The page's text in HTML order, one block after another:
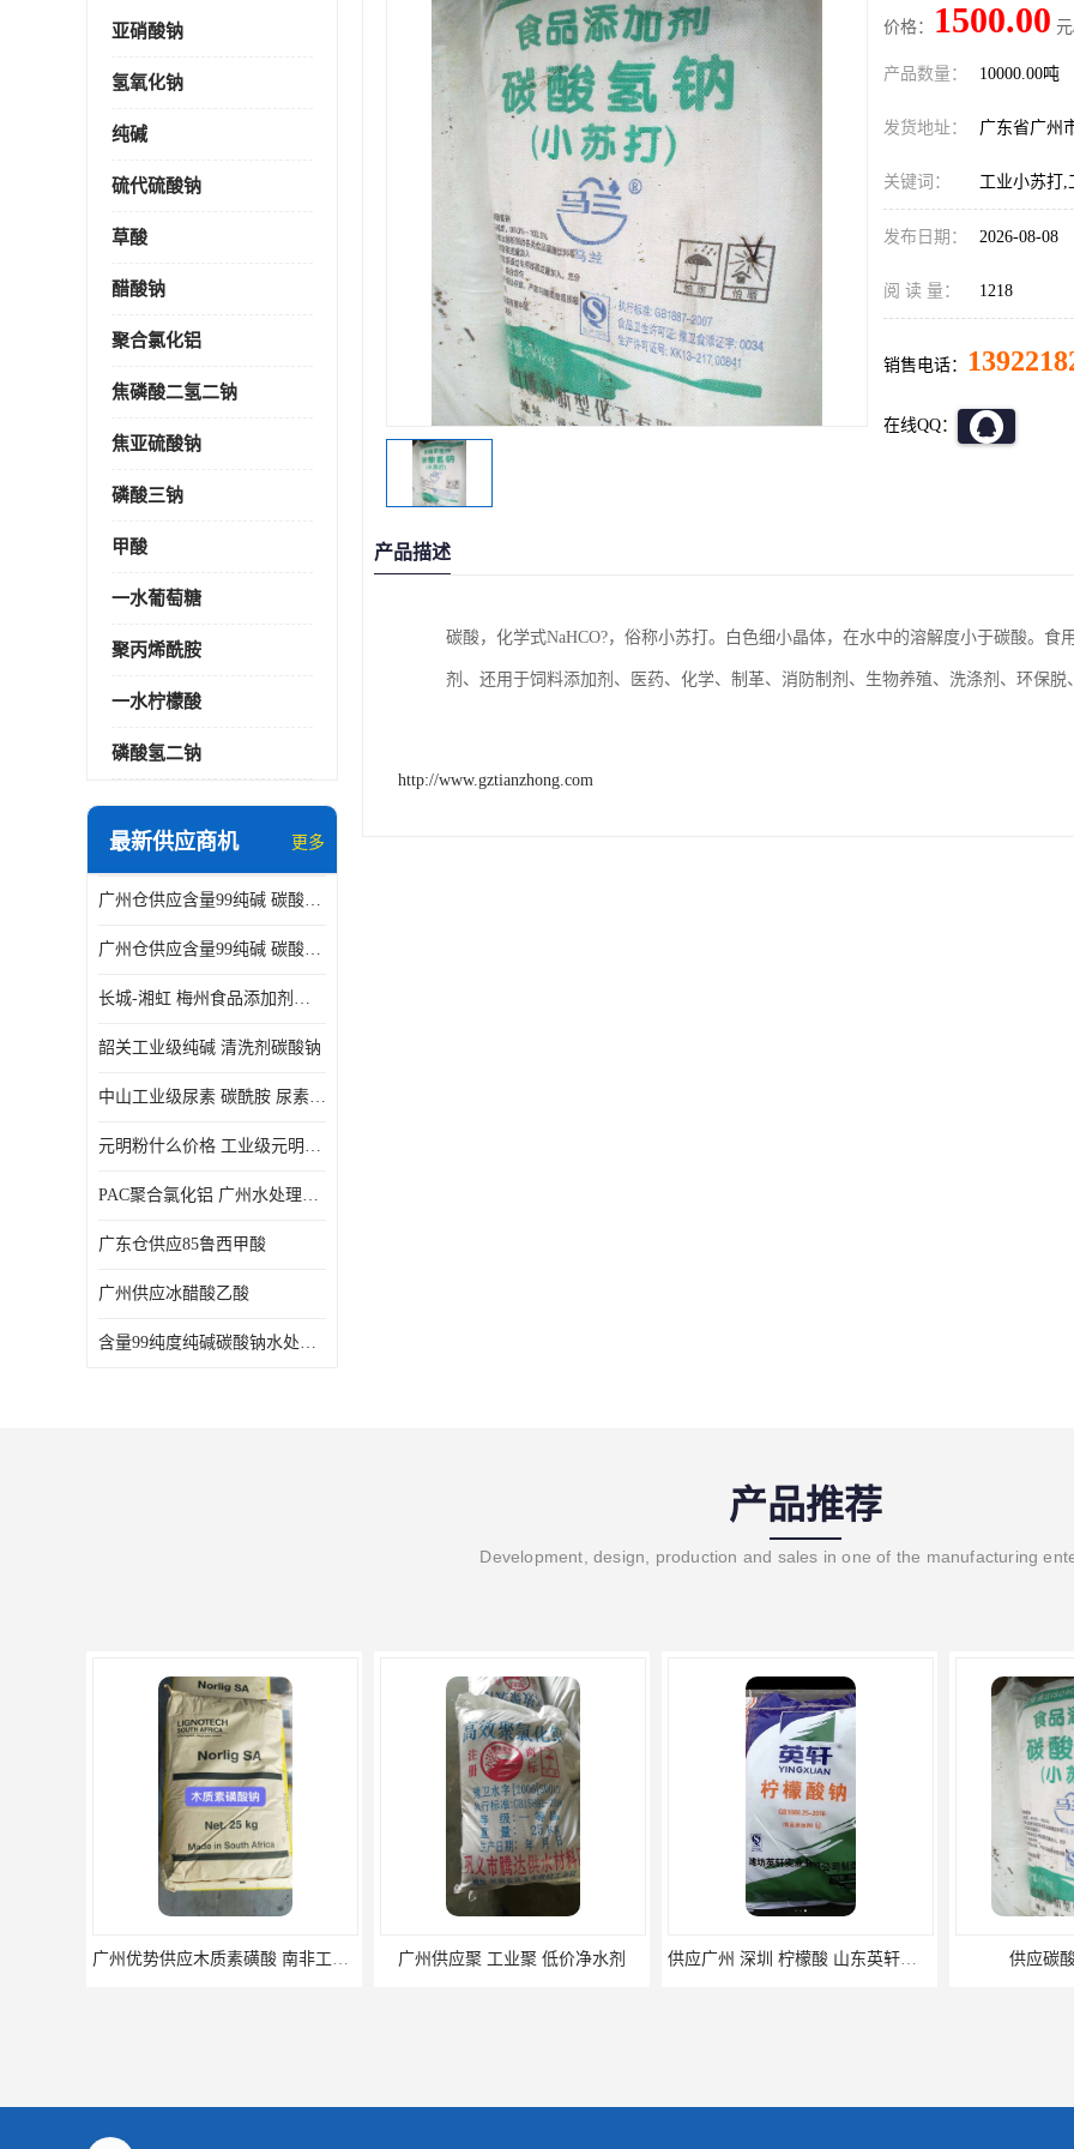
亚硝酸钠
氢氧化钠
纯碱
硫代硫酸钠
草酸
醋酸钠
聚合氯化铝
焦磷酸二氢二钠
焦亚硫酸钠
磷酸三钠
甲酸
一水葡萄糖
聚丙烯酰胺
一水柠檬酸
磷酸氢二钠
最新供应商机 更多
广州仓供应含量99纯碱 碳酸钠 工业级99含量水处理 酸类中和
广州仓供应含量99纯碱 碳酸钠 工业级99含量水处理 生活洗涤
长城-湘虹 梅州食品添加剂焦亚硫酸钠 作防腐剂
韶关工业级纯碱 清洗剂碳酸钠
中山工业级尿素 碳酰胺 尿素是一种高浓度氮肥
元明粉什么价格 工业级元明粉 无水硫酸钠 硫酸钠 合成洗涤剂的填充料
PAC聚合氯化铝 广州水处理药剂聚合氯化铝PAC 工业污水废水城镇生活污水的净化处理
广东仓供应85鲁西甲酸
广州供应冰醋酸乙酸
含量99纯度纯碱碳酸钠水处理剂
价格： 1500.00
产品数量： 10000.00吨
发货地址： 广东省广州
关键词： 工业小苏打,
发布日期： 2026-08-08
阅 读 量： 1218
销售电话：
在线QQ：
产品描述
碳酸，化学式NaHCO?，俗称小苏打。白色细小晶体，在水中的溶解度小于碳酸。
剂、还用于饲料添加剂、医药、化学、制革、消防制剂、生物养殖、洗涤剂、环保脱
http://www.gztianzhong.com
产品推荐
Development, design, production and sales in one of the manufacturing
广州优势供应木质素磺酸 南非工业木质素磺酸 广州供应聚 工业聚 低价净水剂 供应广州 深圳 柠檬酸 山东英轩柠檬酸 二水柠檬酸 供应碳酸 工业小苏打